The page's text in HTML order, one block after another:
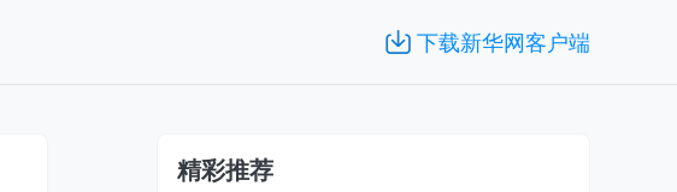
下载新华网客户端
精彩推荐